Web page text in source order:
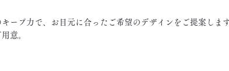
ープ力で、お目元に合ったご希望のデザインをご提案しま
意。